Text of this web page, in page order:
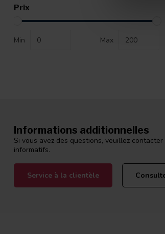
Prix
Min Max
Informations additionnelles
Si vous avez des questions, veuillez
informatifs.
Service à la clientèle